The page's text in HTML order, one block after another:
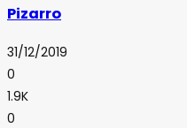
Pizarro
31/12/2019
0
1.9K
0